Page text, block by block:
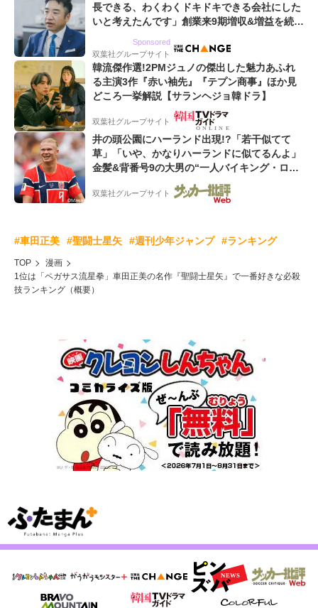
長できる、わくわくドキドキできる会社にした
いと考えたんです」創業来9期増収&増益を続け
Sponsored
双葉社グループサイト
韓流傑作選!2PMジュノの傑出した魅力あふれ
る主演3作『赤い袖先』『テプン商事』ほか見
どころ一挙解説【サランヘジョ韓ドラ】
双葉社グループサイト
井の頭公園にハーランド出現!?「若干似てて
草」「いや、かなりハーランドに似てるんよ」
金髪&背番号9の大男の“一人バイキング・ロ
ー”映像が話題!「元気をもらった」
双葉社グループサイト
#車田正美 #聖闘士星矢 #週刊少年ジャンプ #ランキング
TOP
漫画
1位は「ペガサス流星拳」車田正美の名作『聖闘士星矢』で一番好きな必殺
技ランキング（概要）